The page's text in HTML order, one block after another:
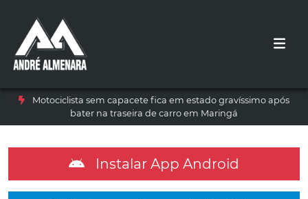
Motociclista sem capacete fica em estado gravíssimo após
bater na traseira de carro em Maringá
Instalar App Android